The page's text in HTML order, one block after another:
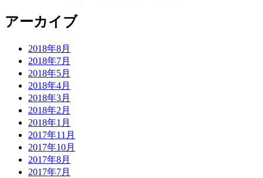
アーカイブ
2018年8月
2018年7月
2018年5月
2018年4月
2018年3月
2018年2月
2018年1月
2017年11月
2017年10月
2017年8月
2017年7月